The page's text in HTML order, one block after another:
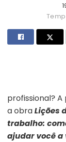
profissional?
a obraLições
trabalho:
ajudar você a